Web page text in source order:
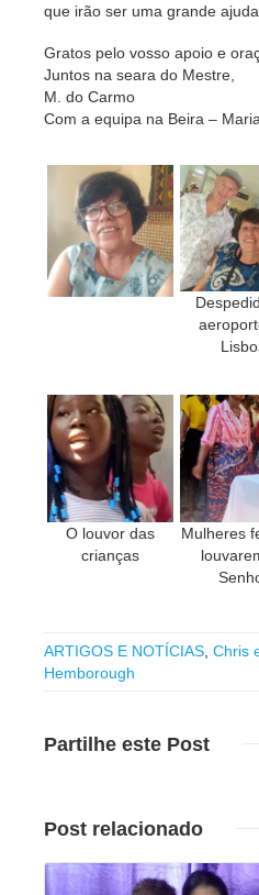
que irão ser uma grande
Gratos pelo vosso apoio e
Juntos na seara do Mestre,
M. do Carmo
Com a equipa na Beira –
O louvor das
crianças
Mulheres
ARTIGOS E NOTÍCIAS Chris
Hemborough
Partilhe este Post
Post relacionado